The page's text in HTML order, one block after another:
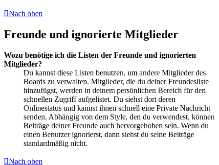
Nach oben
Freunde und ignorierte Mitglieder
Wozu benötige ich die Listen der Freunde und ignorierten
Mitglieder?
Du kannst diese Listen benutzen, um andere Mitglieder des
Boards zu verwalten. Mitglieder, die du deiner Freundesliste
hinzufügst, werden in deinem persönlichen Bereich für den
schnellen Zugriff aufgelistet. Du siehst dort deren
Onlinestatus und kannst ihnen schnell eine Private Nachricht
senden. Abhängig von dem Style, den du verwendest, können
Beiträge deiner Freunde auch hervorgehoben sein. Wenn du
einen Benutzer ignorierst, dann siehst du seine Beiträge
standardmäßig nicht.
Nach oben